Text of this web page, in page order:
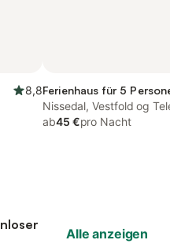
8,8Ferienhaus für 5
Nissedal, Vestfold og
ab45 €pro Nacht
Alle anzeigen